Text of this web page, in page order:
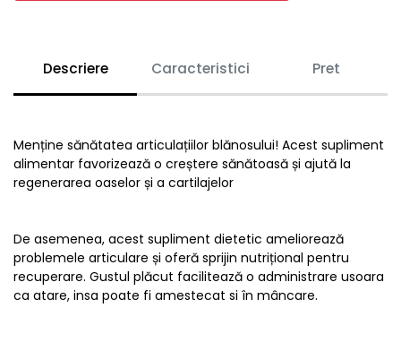
Descriere Caracteristici Pret
Menține sănătatea articulațiilor blănosului! Acest supliment
alimentar favorizează o creștere sănătoasă și ajută la
regenerarea oaselor și a cartilajelor
De asemenea, acest supliment dietetic ameliorează
problemele articulare și oferă sprijin nutrițional pentru
recuperare. Gustul plăcut facilitează o administrare usoara
ca atare, insa poate fi amestecat si în mâncare.